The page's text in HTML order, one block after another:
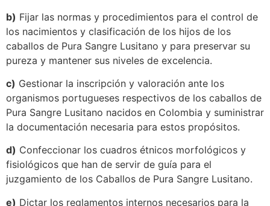
b) Fijar las normas y procedimientos para el control de
los nacimientos y clasificación de los hijos de los
caballos de Pura Sangre Lusitano y para preservar su
pureza y mantener sus niveles de excelencia.
c) Gestionar la inscripción y valoración ante los
organismos portugueses respectivos de los caballos de
Pura Sangre Lusitano nacidos en Colombia y suministrar
la documentación necesaria para estos propósitos.
d) Confeccionar los cuadros étnicos morfológicos y
fisiológicos que han de servir de guía para el
juzgamiento de los Caballos de Pura Sangre Lusitano.
e) Dictar los reglamentos internos necesarios para la